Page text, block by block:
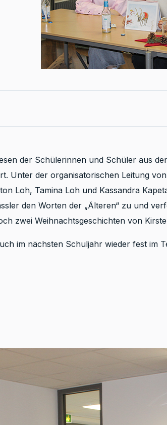
der Schülerinnen und Schüler aus
Unter der organisatorischen Leitung
Loh, Tamina Loh und Kassandra
den Worten der „Älteren“ zu und
zwei Weihnachtsgeschichten von
im nächsten Schuljahr wieder fest im